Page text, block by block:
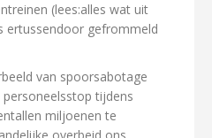
(lees:alles wat uit
ertussendoor gefrommeld
van spoorsabotage
tijdens
miljoenen te